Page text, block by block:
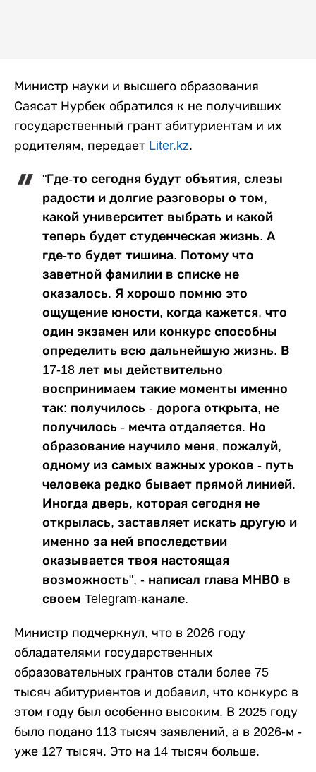
Министр науки и высшего образования
Саясат Нурбек обратился к не получивших
государственный грант абитуриентам и их
родителям, передает Liter.kz.
"Где-то сегодня будут объятия, слезы
радости и долгие разговоры о том,
какой университет выбрать и какой
теперь будет студенческая жизнь. А
где-то будет тишина. Потому что
заветной фамилии в списке не
оказалось. Я хорошо помню это
ощущение юности, когда кажется, что
один экзамен или конкурс способны
определить всю дальнейшую жизнь. В
17-18 лет мы действительно
воспринимаем такие моменты именно
так: получилось - дорога открыта, не
получилось - мечта отдаляется. Но
образование научило меня, пожалуй,
одному из самых важных уроков - путь
человека редко бывает прямой линией.
Иногда дверь, которая сегодня не
открылась, заставляет искать другую и
именно за ней впоследствии
оказывается твоя настоящая
возможность", - написал глава МНВО в
своем Telegram-канале.
Министр подчеркнул, что в 2026 году
обладателями государственных
образовательных грантов стали более 75
тысяч абитуриентов и добавил, что конкурс в
этом году был особенно высоким. В 2025 году
было подано 113 тысяч заявлений, а в 2026-м -
уже 127 тысяч. Это на 14 тысяч больше.